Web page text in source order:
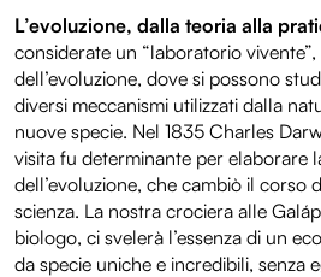
L’evoluzione, dalla teoria alla
considerate un “laboratorio
dell’evoluzione, dove si possono
diversi meccanismi utilizzati dalla
nuove specie. Nel 1835 Charles
visita fu determinante per elaborare
dell’evoluzione, che cambiò il corso
scienza. La nostra crociera alle
biologo, ci svelerà l’essenza di un
da specie uniche e incredibili, senza